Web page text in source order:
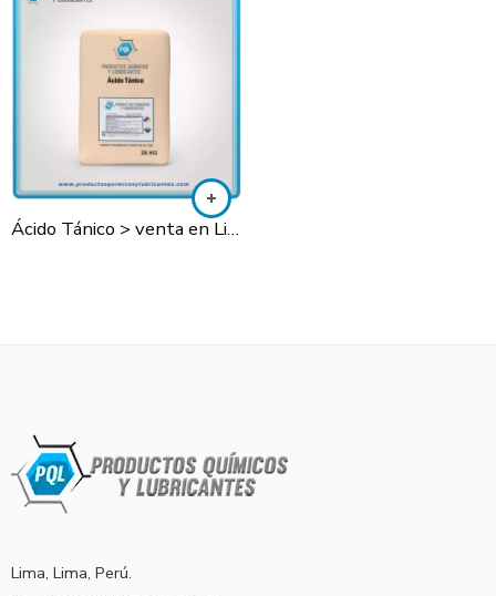
Ácido Tánico > venta en Lima y todo el Perú
Lima, Lima, Perú.